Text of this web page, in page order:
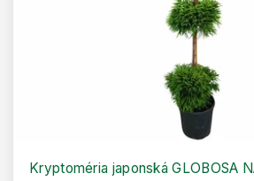
Kryptoméria japonská GLOBOSA